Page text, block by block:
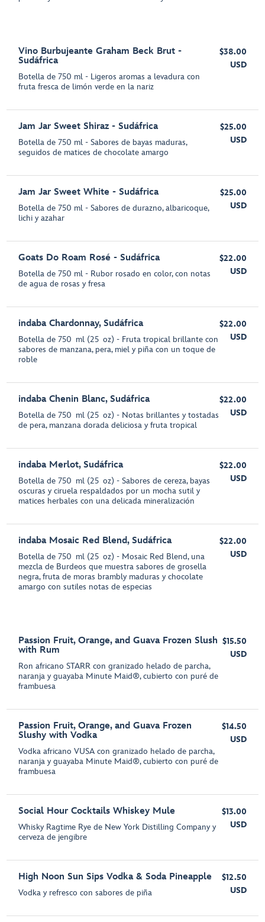
Vino Burbujeante Graham Beck Brut -
Sudáfrica
Botella de 750 ml - Ligeros aromas a levadura con
fruta fresca de limón verde en la nariz
$38.00
USD
Jam Jar Sweet Shiraz - Sudáfrica
Botella de 750 ml - Sabores de bayas maduras,
seguidos de matices de chocolate amargo
$25.00
USD
Jam Jar Sweet White - Sudáfrica
Botella de 750 ml - Sabores de durazno, albaricoque,
lichi y azahar
$25.00
USD
Goats Do Roam Rosé - Sudáfrica
Botella de 750 ml - Rubor rosado en color, con notas
de agua de rosas y fresa
$22.00
USD
indaba Chardonnay, Sudáfrica
Botella de 750 ml (25 oz) - Fruta tropical brillante con
sabores de manzana, pera, miel y piña con un toque de
roble
$22.00
USD
indaba Chenin Blanc, Sudáfrica
Botella de 750 ml (25 oz) - Notas brillantes y tostadas
de pera, manzana dorada deliciosa y fruta tropical
$22.00
USD
indaba Merlot, Sudáfrica
Botella de 750 ml (25 oz) - Sabores de cereza, bayas
oscuras y ciruela respaldados por un mocha sutil y
matices herbales con una delicada mineralización
$22.00
USD
indaba Mosaic Red Blend, Sudáfrica
Botella de 750 ml (25 oz) - Mosaic Red Blend, una
mezcla de Burdeos que muestra sabores de grosella
negra, fruta de moras brambly maduras y chocolate
amargo con sutiles notas de especias
$22.00
USD
Passion Fruit, Orange, and Guava Frozen Slush
with Rum
Ron africano STARR con granizado helado de parcha,
naranja y guayaba Minute Maid®, cubierto con puré de
frambuesa
$15.50
USD
Passion Fruit, Orange, and Guava Frozen
Slushy with Vodka
Vodka africano VUSA con granizado helado de parcha,
naranja y guayaba Minute Maid®, cubierto con puré de
frambuesa
$14.50
USD
Social Hour Cocktails Whiskey Mule
Whisky Ragtime Rye de New York Distilling Company y
cerveza de jengibre
$13.00
USD
High Noon Sun Sips Vodka & Soda Pineapple
Vodka y refresco con sabores de piña
$12.50
USD